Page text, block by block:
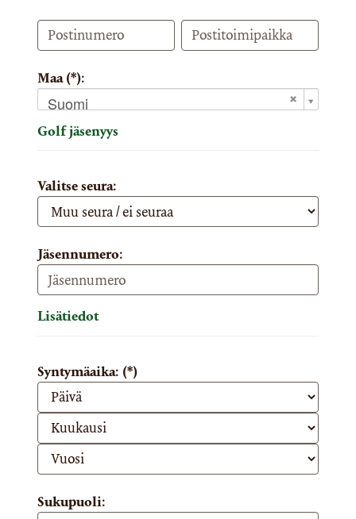
Maa (*):
Suomi
Golf jäsenyys
Valitse seura:
Jäsennumero:
Lisätiedot
Syntymäaika: (*)
Sukupuoli: